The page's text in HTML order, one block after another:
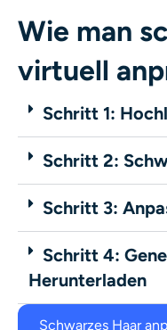
Wie man
virtuell
Schritt 1:
Schritt 2:
Schritt 3:
Schritt 4:
Herunterladen
Schwarzes Haar